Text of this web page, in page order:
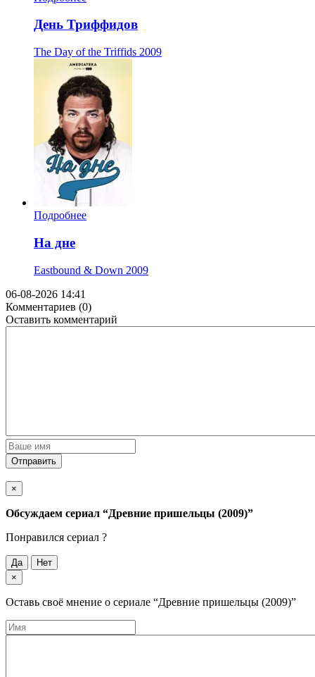
День Триффидов
The Day of the Triffids 2009
Подробнее
На дне
Eastbound & Down 2009
06-08-2026 14:41
Комментариев (0)
Оставить комментарий
Отправить
×
Обсуждаем cериал “Древние пришельцы (2009)”
Понравился cериал ?
Да
Нет
×
Оставь своё мнение о cериале “Древние пришельцы (2009)”